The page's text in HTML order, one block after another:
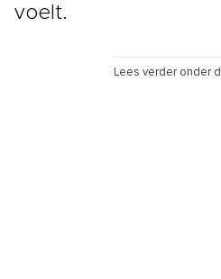
voelt.
Lees verder onder